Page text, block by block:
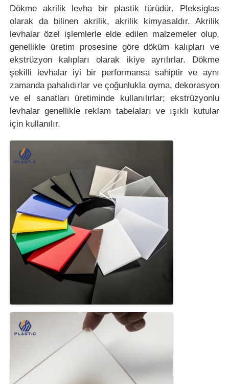
Ana sayfa
Ürünler
Hakkımızda
Fabrika turu
Kalite kontrol
Bize ulaşın
Tüm servis talepleri
Teklif isteği
Dökme akrilik levha bir plastik türüdür. Pleksiglas
olarak da bilinen akrilik, akrilik kimyasaldır. Akrilik
levhalar özel işlemlerle elde edilen malzemeler olup,
genellikle üretim prosesine göre döküm kalıpları ve
ekstrüzyon kalıpları olarak ikiye ayrılırlar. Dökme
şekilli levhalar iyi bir performansa sahiptir ve aynı
zamanda pahalıdırlar ve çoğunlukla oyma, dekorasyon
ve el sanatları üretiminde kullanılırlar; ekstrüzyonlu
levhalar genellikle reklam tabelaları ve ışıklı kutular
için kullanılır.